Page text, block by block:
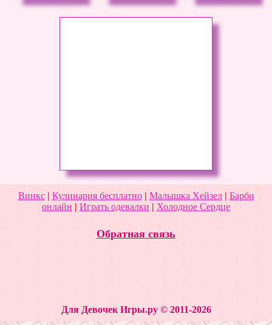
Винкс| Кулинария бесплатно| Малышка Хейзел| Барби
онлайн | Играть одевалки | Холодное Сердце
Обратная связь
Для Девочек Игры.ру © 2011-2026